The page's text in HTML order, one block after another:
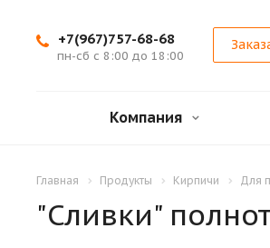
+7(967)757-68-68
пн-сб с 8:00 до 18:00
Компания
Главная Продукты Кирпичи Для
"Сливки"